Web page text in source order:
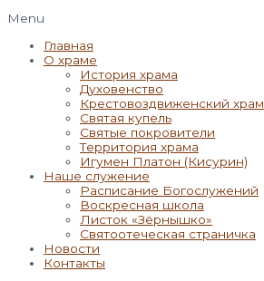
Menu
Главная
О храме
История храма
Духовенство
Крестовоздвиженский храм
Святая купель
Святые покровители
Территория храма
Игумен Платон (Кисурин)
Наше служение
Расписание Богослужений
Воскресная школа
Листок «Зёрнышко»
Святоотеческая страничка
Новости
Контакты